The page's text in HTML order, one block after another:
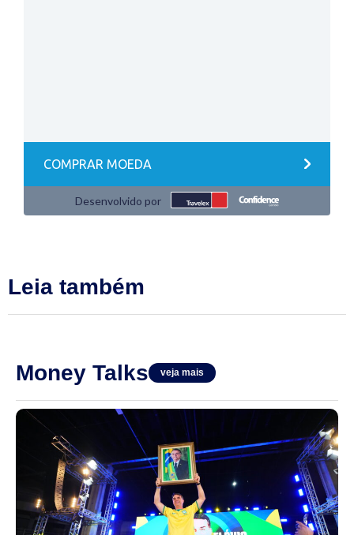
Leia também
Money Talks veja mais